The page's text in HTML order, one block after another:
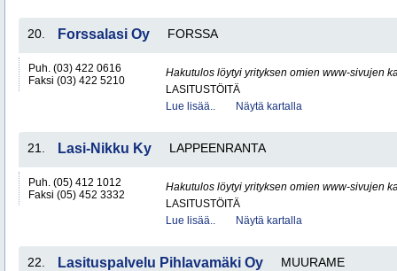
20. Forssalasi Oy FORSSA
Puh. (03) 422 0616
Faksi (03) 422 5210
Hakutulos löytyi yrityksen omien www-sivujen
LASITUSTÖITÄ
Lue lisää..
Näytä kartalla
21. Lasi-Nikku Ky LAPPEENRANTA
Puh. (05) 412 1012
Faksi (05) 452 3332
Hakutulos löytyi yrityksen omien www-sivujen
LASITUSTÖITÄ
Lue lisää..
Näytä kartalla
22. Lasituspalvelu Pihlavamäki Oy MUURAME